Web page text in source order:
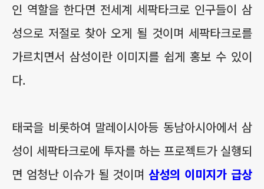
인 역할을 한다면 전세계 세팍타크로 인구들이 삼
성으로 저절로 찾아 오게 될 것이며 세팍타크로를
가르치면서 삼성이란 이미지를 쉽게 홍보 수 있이
다.
태국을 비롯하여 말레이시아등 동남아시아에서 삼
성이 세팍타크로에 투자를 하는 프로젝트가 실행되
면 엄청난 이슈가 될 것이며삼성의 이미지가 급상